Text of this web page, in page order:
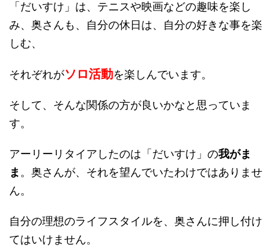
「だいすけ」は、テニスや映画などの趣味を楽し
み、奥さんも、自分の休日は、自分の好きな事を楽
しむ、
それぞれがソロ活動を楽しんでいます。
そして、そんな関係の方が良いかなと思っていま
す。
アーリーリタイアしたのは「だいすけ」の我がま
ま 。奥さんが、それを望んでいたわけではありませ
ん。
自分の理想のライフスタイルを、奥さんに押し付け
てはいけません。